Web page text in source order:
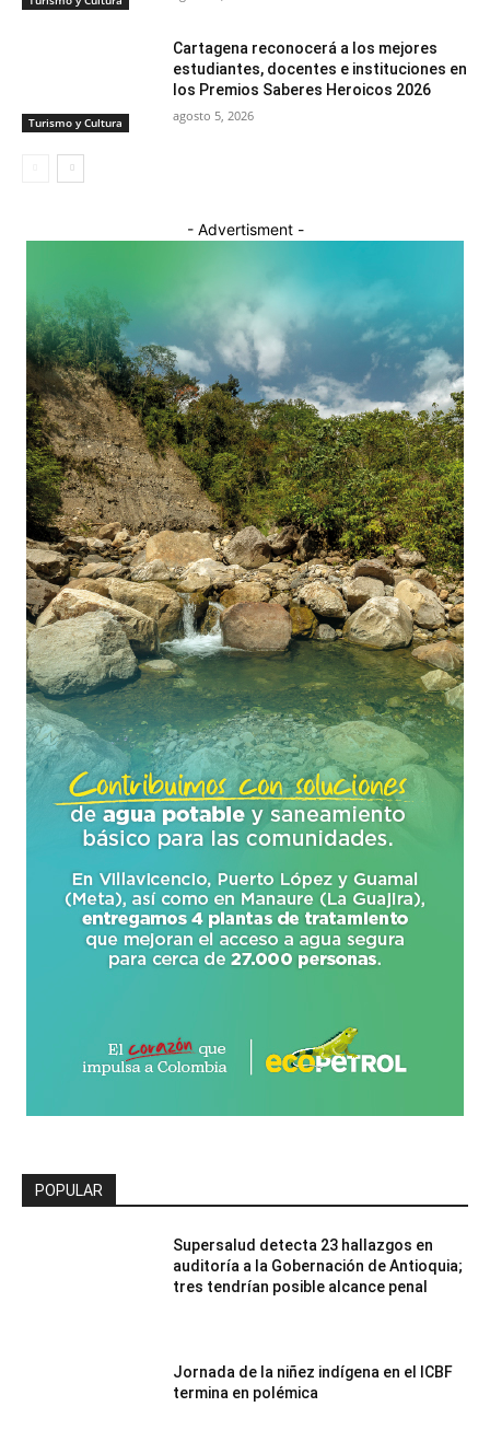
Turismo y Cultura
Cartagena reconocerá a los mejores
estudiantes, docentes e instituciones en
los Premios Saberes Heroicos 2026
agosto 5, 2026
- Advertisment -
POPULAR
Supersalud detecta 23 hallazgos en
auditoría a la Gobernación de Antioquia;
tres tendrían posible alcance penal
Jornada de la niñez indígena en el ICBF
termina en polémica